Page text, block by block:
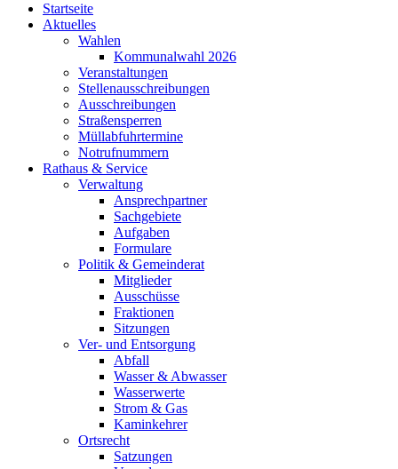
Startseite
Aktuelles
Wahlen
Kommunalwahl 2026
Veranstaltungen
Stellenausschreibungen
Ausschreibungen
Straßensperren
Müllabfuhrtermine
Notrufnummern
Rathaus & Service
Verwaltung
Ansprechpartner
Sachgebiete
Aufgaben
Formulare
Politik & Gemeinderat
Mitglieder
Ausschüsse
Fraktionen
Sitzungen
Ver- und Entsorgung
Abfall
Wasser & Abwasser
Wasserwerte
Strom & Gas
Kaminkehrer
Ortsrecht
Satzungen